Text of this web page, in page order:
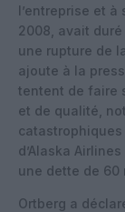
l’entreprise et
2008, avait duré
une rupture de
ajoute à la
tentent de faire
et de qualité,
catastrophiques
d’Alaska
une dette de 60
Ortberg a